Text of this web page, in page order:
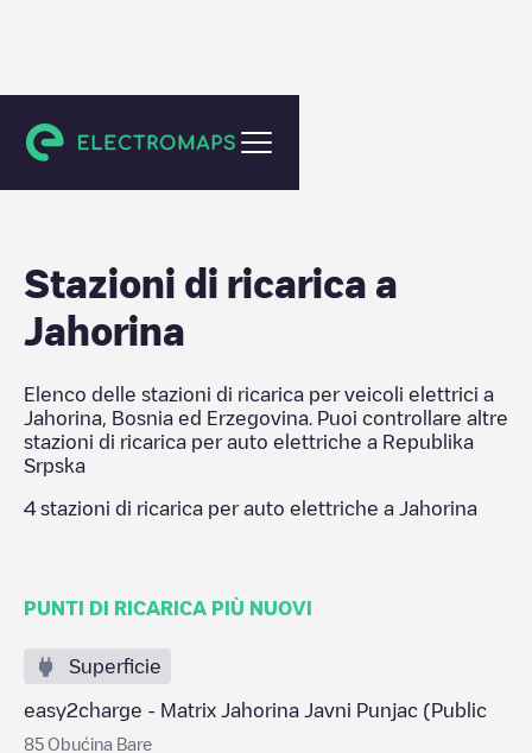
Republika Srpska
Stazioni di ricarica a
Jahorina
Elenco delle stazioni di ricarica per veicoli elettrici a
Jahorina
Bosnia ed Erzegovina . Puoi controllare altre
stazioni di ricarica per auto elettriche a Republika
Srpska
4 stazioni di ricarica per auto elettriche a Jahorina
PUNTI DI RICARICA PIÙ NUOVI
Superficie
easy2charge - Matrix Jahorina Javni Punjac (Public
85 Obućina Bare